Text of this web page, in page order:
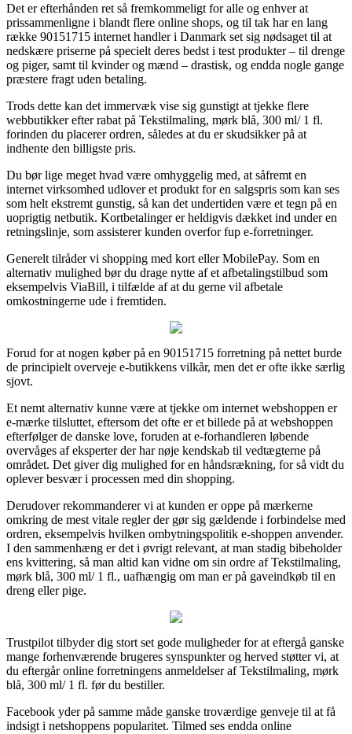
Det er efterhånden ret så fremkommeligt for alle og enhver at
prissammenligne i blandt flere online shops, og til tak har en lang
række 90151715 internet handler i Danmark set sig nødsaget til at
nedskære priserne på specielt deres bedst i test produkter – til drenge
og piger, samt til kvinder og mænd – drastisk, og endda nogle gange
præstere fragt uden betaling.
Trods dette kan det immervæk vise sig gunstigt at tjekke flere
webbutikker efter rabat på Tekstilmaling, mørk blå, 300 ml/ 1 fl.
forinden du placerer ordren, således at du er skudsikker på at
indhente den billigste pris.
Du bør lige meget hvad være omhyggelig med, at såfremt en
internet virksomhed udlover et produkt for en salgspris som kan ses
som helt ekstremt gunstig, så kan det undertiden være et tegn på en
uoprigtig netbutik. Kortbetalinger er heldigvis dækket ind under en
retningslinje, som assisterer kunden overfor fup e-forretninger.
Generelt tilråder vi shopping med kort eller MobilePay. Som en
alternativ mulighed bør du drage nytte af et afbetalingstilbud som
eksempelvis ViaBill, i tilfælde af at du gerne vil afbetale
omkostningerne ude i fremtiden.
Forud for at nogen køber på en 90151715 forretning på nettet burde
de principielt overveje e-butikkens vilkår, men det er ofte ikke særlig
sjovt.
Et nemt alternativ kunne være at tjekke om internet webshoppen er
e-mærke tilsluttet, eftersom det ofte er et billede på at webshoppen
efterfølger de danske love, foruden at e-forhandleren løbende
overvåges af eksperter der har nøje kendskab til vedtægterne på
området. Det giver dig mulighed for en håndsrækning, for så vidt du
oplever besvær i processen med din shopping.
Derudover rekommanderer vi at kunden er oppe på mærkerne
omkring de mest vitale regler der gør sig gældende i forbindelse med
ordren, eksempelvis hvilken ombytningspolitik e-shoppen anvender.
I den sammenhæng er det i øvrigt relevant, at man stadig bibeholder
ens kvittering, så man altid kan vidne om sin ordre af Tekstilmaling,
mørk blå, 300 ml/ 1 fl., uafhængig om man er på gaveindkøb til en
dreng eller pige.
Trustpilot tilbyder dig stort set gode muligheder for at eftergå ganske
mange forhenværende brugeres synspunkter og herved støtter vi, at
du eftergår online forretningens anmeldelser af Tekstilmaling, mørk
blå, 300 ml/ 1 fl. før du bestiller.
Facebook yder på samme måde ganske troværdige genveje til at få
indsigt i netshoppens popularitet. Tilmed ses endda online